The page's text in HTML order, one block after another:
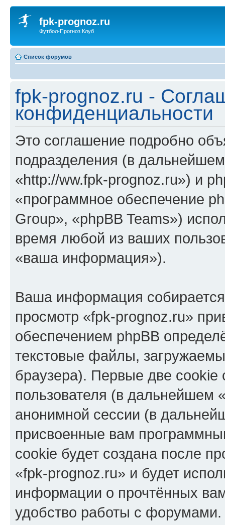
fpk-prognoz.ru
Футбол-Прогноз Клуб
Список форумов
fpk-prognoz.ru -
конфиденциальности
Это соглашение подробно
подразделения (в
«http://ww.fpk-prognoz.ru») и
«программное обеспечение
Group», «phpBB Teams»)
время любой из ваших
«ваша информация»).
Ваша информация
просмотр «fpk-prognoz.ru»
обеспечением phpBB
текстовые файлы,
браузера). Первые две cookie
пользователя (в дальнейшем
анонимной сессии (в
присвоенные вам
cookie будет создана после
«fpk-prognoz.ru» и будет
информации о прочтённых
удобство работы с форумами.